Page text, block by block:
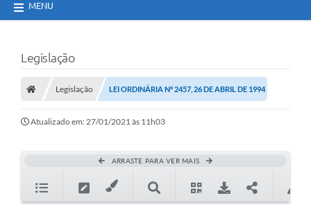
MENU
Legislação
Legislação LEI ORDINÁRIA Nº 2457, 26 DE ABRIL DE 1994
Atualizado em: 27/01/2021 às 11h03
ARRASTE PARA VER MAIS